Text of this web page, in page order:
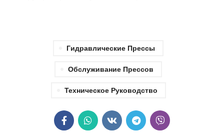
Гидравлические Прессы
Обслуживание Прессов
Техническое Руководство